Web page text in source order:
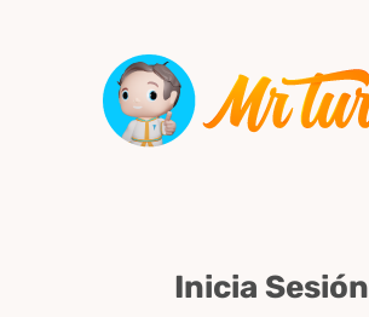
Inicia Sesión